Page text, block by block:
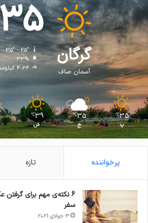
گرگان
آسمان صاف
35º - 25º
33%
4.36 کیلومتر/ساعت
35
℃
پ
35
℃
ج
39
℃
ش
پرخواننده تازه
6 نکته‌ی مهم برای
سفر
3 جولای 2021